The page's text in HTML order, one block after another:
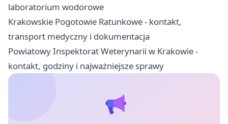
laboratorium wodorowe
Krakowskie Pogotowie Ratunkowe - kontakt,
transport medyczny i dokumentacja
Powiatowy Inspektorat Weterynarii w Krakowie -
kontakt, godziny i najważniejsze sprawy